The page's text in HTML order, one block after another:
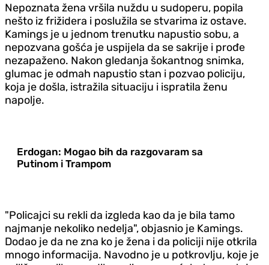
Nepoznata žena vršila nuždu u sudoperu, popila
nešto iz frižidera i poslužila se stvarima iz ostave.
Kamings je u jednom trenutku napustio sobu, a
nepozvana gošća je uspijela da se sakrije i prođe
nezapaženo. Nakon gledanja šokantnog snimka,
glumac je odmah napustio stan i pozvao policiju,
koja je došla, istražila situaciju i ispratila ženu
napolje.
Erdogan: Mogao bih da razgovaram sa
Putinom i Trampom
"Policajci su rekli da izgleda kao da je bila tamo
najmanje nekoliko nedelja", objasnio je Kamings.
Dodao je da ne zna ko je žena i da policiji nije otkrila
mnogo informacija. Navodno je u potkrovlju, koje je